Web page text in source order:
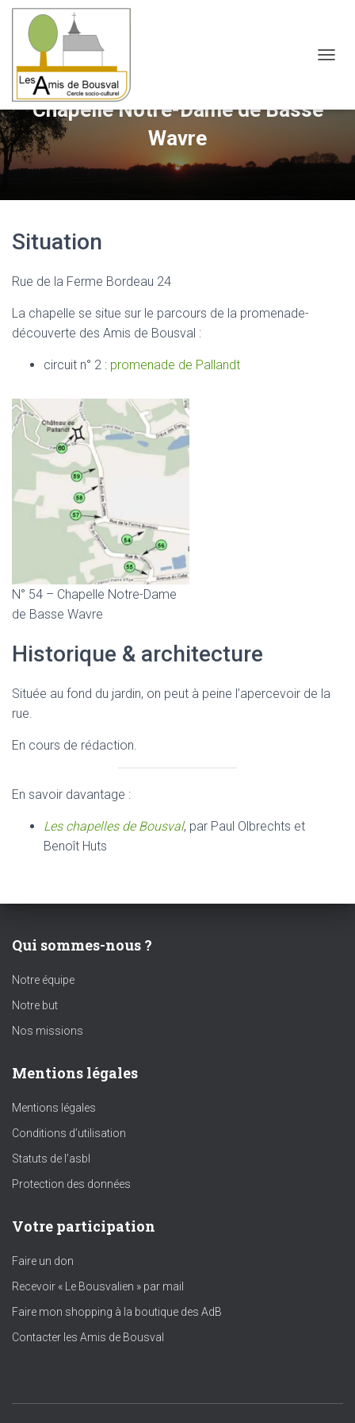
Chapelle Notre-Dame de Basse
Wavre
Situation
Rue de la Ferme Bordeau 24
La chapelle se situe sur le parcours de la promenade-
découverte des Amis de Bousval :
circuit n° 2 : promenade de Pallandt
N° 54 – Chapelle Notre-Dame
de Basse Wavre
Historique & architecture
Située au fond du jardin, on peut à peine l’apercevoir de la
rue.
En cours de rédaction.
En savoir davantage :
Les chapelles de Bousval, par Paul Olbrechts et
Benoît Huts
Qui sommes-nous ?
Notre équipe
Notre but
Nos missions
Mentions légales
Mentions légales
Conditions d’utilisation
Statuts de l’asbl
Protection des données
Votre participation
Faire un don
Recevoir « Le Bousvalien » par mail
Faire mon shopping à la boutique des AdB
Contacter les Amis de Bousval